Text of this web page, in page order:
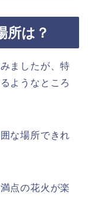
所は？
ましたが、特
ようなところ
な場所できれ
点の花火が楽